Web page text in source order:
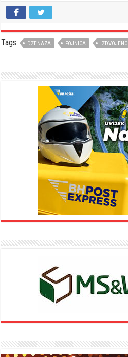
Tags DZENAZA FOJNICA IZDVOJENO